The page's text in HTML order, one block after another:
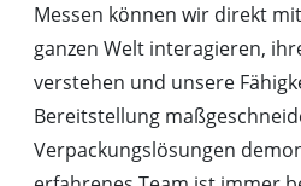
Messen können wir direkt
ganzen Welt interagieren,
verstehen und unsere
Bereitstellung
Verpackungslösungen